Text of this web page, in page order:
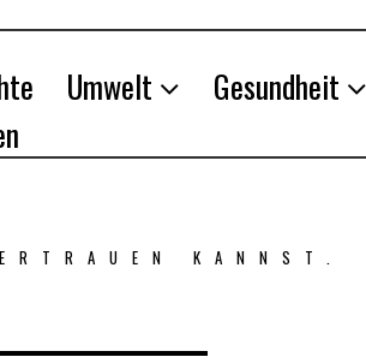
Umwelt
Gesundheit
KANNST.